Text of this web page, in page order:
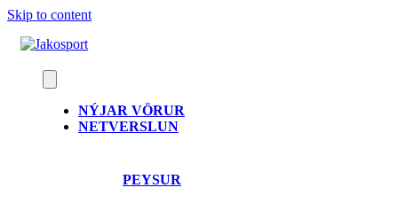
Skip to content
NÝJAR VÖRUR
NETVERSLUN
PEYSUR